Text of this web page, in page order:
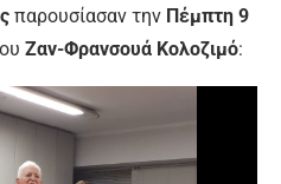
παρουσίασαν την Πέμπτη 9
Ζαν-Φρανσουά Κολοζιμό: